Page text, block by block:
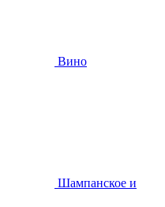
Вино
Шампанское и